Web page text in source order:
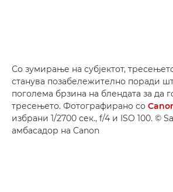
Со зумирање на субјектот,
станува позабележително поради
поголема брзина на блендата за да
тресењето. Фотографирано со
избрани 1/2700 сек., f/4 и ISO 100. ©
амбасадор на Canon